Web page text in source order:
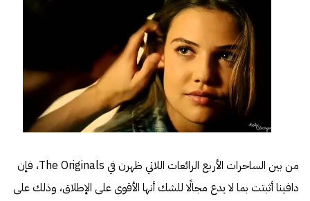
من بين الساحرات الأربع الرائعات اللاتي ظهرن في The Originals، فإن
دافينا أثبتت بما لا يدع مجالًا للشك أنها الأقوى على الإطلاق، وذلك على